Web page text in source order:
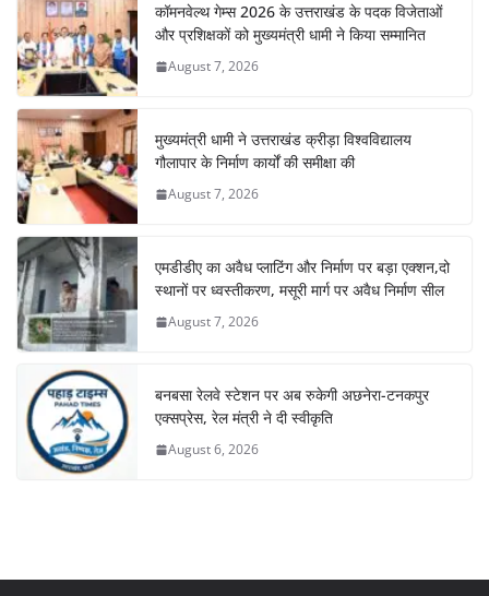
कॉमनवेल्थ गेम्स 2026 के उत्तराखंड के पदक विजेताओं
और प्रशिक्षकों को मुख्यमंत्री धामी ने किया सम्मानित
August 7, 2026
मुख्यमंत्री धामी ने उत्तराखंड क्रीड़ा विश्वविद्यालय
गौलापार के निर्माण कार्यों की समीक्षा की
August 7, 2026
एमडीडीए का अवैध प्लाटिंग और निर्माण पर बड़ा एक्शन,दो
स्थानों पर ध्वस्तीकरण, मसूरी मार्ग पर अवैध निर्माण सील
August 7, 2026
बनबसा रेलवे स्टेशन पर अब रुकेगी अछनेरा-टनकपुर
एक्सप्रेस, रेल मंत्री ने दी स्वीकृति
August 6, 2026